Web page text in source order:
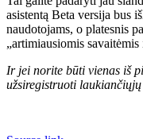
asistentą Beta versija bus
naudotojams, o platesnis
„artimiausiomis savaitėmis
Ir jei norite būti vienas iš
užsiregistruoti laukiančiųjų